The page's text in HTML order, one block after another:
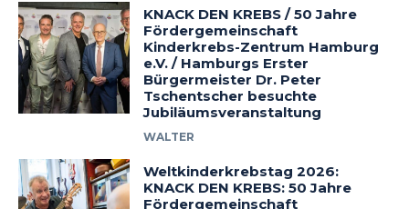
KNACK DEN KREBS / 50 Jahre
Fördergemeinschaft
Kinderkrebs-Zentrum Hamburg
e.V. / Hamburgs Erster
Bürgermeister Dr. Peter
Tschentscher besuchte
Jubiläumsveranstaltung
WALTER
Weltkinderkrebstag 2026:
KNACK DEN KREBS: 50 Jahre
Fördergemeinschaft